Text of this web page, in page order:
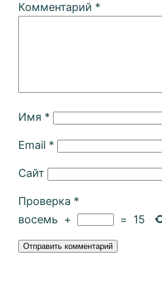
Комментарий *
Имя *
Email *
Сайт
Проверка *
восемь + = 15